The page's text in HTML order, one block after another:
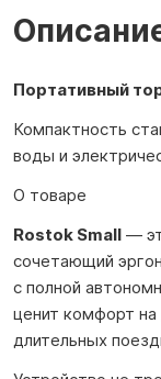
Портативный
Компактность
воды и
О товаре
Rostok Small —
сочетающий
с полной
ценит комфорт
длительных